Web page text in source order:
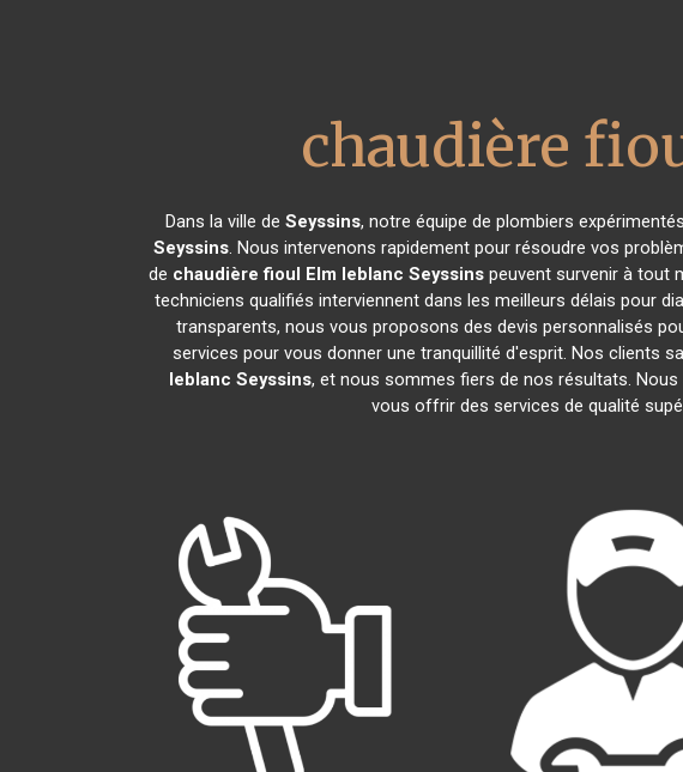
chaudière
Dans la ville de Seyssins, notre équipe de plombiers
Seyssins. Nous intervenons rapidement pour résoudre vos
de chaudière fioul Elm leblanc Seyssinspeuvent survenir à tout
techniciens qualifiés interviennent dans les meilleurs délais pour
transparents, nous vous proposons des devis personnalisés
services pour vous donner une tranquillité d'esprit. Nos clients
leblanc Seyssins, et nous sommes fiers de nos résultats.
vous offrir des services de qualité